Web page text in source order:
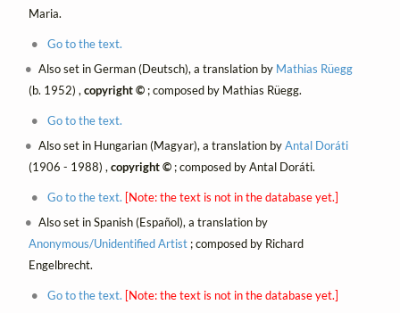
Maria.
Go to the text.
Also set in German (Deutsch), a translation by Mathias Rüegg
(b. 1952) , copyright ©; composed by Mathias Rüegg.
Go to the text.
Also set in Hungarian (Magyar), a translation byAntal Doráti
(1906 - 1988) , copyright ©; composed by Antal Doráti.
Go to the text. [Note: the text is not in the database yet.]
Also set in Spanish (Español), a translation by
Anonymous/Unidentified Artist; composed by Richard
Engelbrecht.
Go to the text. [Note: the text is not in the database yet.]